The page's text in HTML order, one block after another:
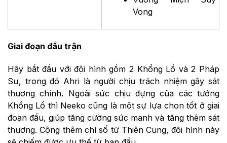
Vọng
Giai đoạn đầu trận
Hãy bắt đầu với đội hình gồm 2 Khổng Lồ và 2 Pháp
Sư, trong đó Ahri là người chịu trách nhiệm gây sát
thương chính. Ngoài sức chịu đựng của các tướng
Khổng Lồ thì Neeko cũng là một sự lựa chọn tốt ở giai
đoạn đầu, giúp tăng cường sức mạnh và tăng thêm sát
thương. Cộng thêm chỉ số từ Thiên Cung, đội hình này